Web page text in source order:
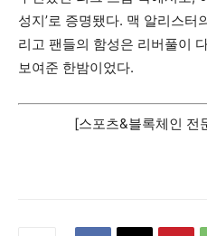
성지’로 증명됐다. 맥 알리스
리고 팬들의 함성은 리버풀이
보여준 한밤이었다.
[스포츠&블록체인 전